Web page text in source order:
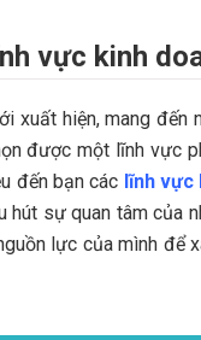
vực kinh
xuất hiện, mang
được một lĩnh vực
đến bạn các lĩnh vực
hút sự quan tâm của
lực của mình để